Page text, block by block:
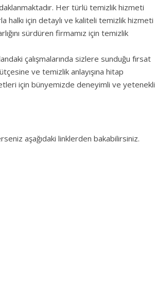
Her türlü temizlik hizmeti
halkı için detaylı ve kaliteli temizlik hizmeti
sürdüren firmamız için temizlik
çalışmalarında sizlere sunduğu fırsat
ve temizlik anlayışına hitap
için bünyemizde deneyimli ve yetenekli
aşağıdaki linklerden bakabilirsiniz.